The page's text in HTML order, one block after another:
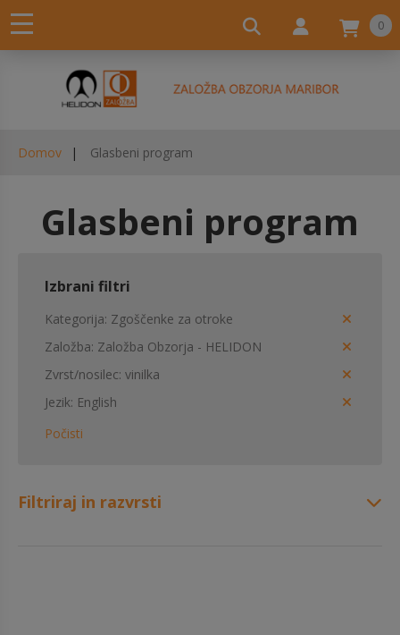
0
Domov Glasbeni program
Glasbeni program
Izbrani filtri
Kategorija Zgoščenke za otroke
Založba Založba Obzorja - HELIDON
Zvrst/nosilec vinilka
Jezik English
Počisti
Filtriraj in razvrsti